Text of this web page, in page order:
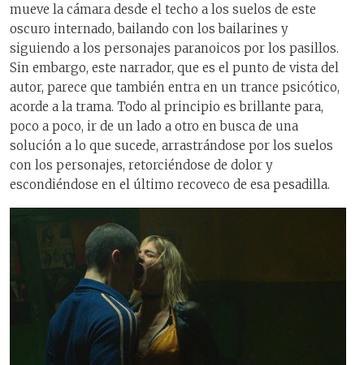
mueve la cámara desde el techo a los suelos de este
oscuro internado, bailando con los bailarines y
siguiendo a los personajes paranoicos por los pasillos.
Sin embargo, este narrador, que es el punto de vista del
autor, parece que también entra en un trance psicótico,
acorde a la trama. Todo al principio es brillante para,
poco a poco, ir de un lado a otro en busca de una
solución a lo que sucede, arrastrándose por los suelos
con los personajes, retorciéndose de dolor y
escondiéndose en el último recoveco de esa pesadilla.